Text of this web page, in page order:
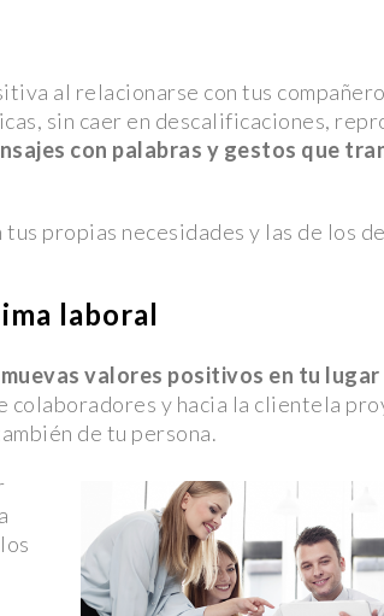
Robbie y
y
los
al relacionarse con tus
sin caer en descalificaciones,
con palabras y gestos que
propias necesidades y las de los
laboral
valores positivos en tu
y hacia la clientela
de tu persona.